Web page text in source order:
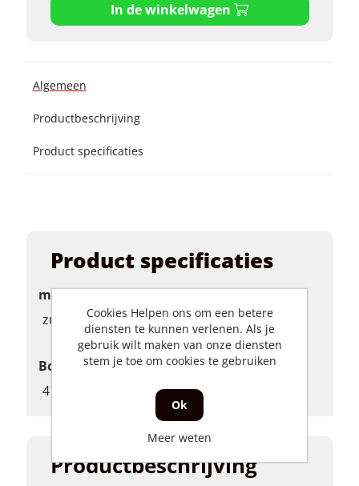
Productbeschrijving
Product specificaties
merk
zuigers
Boring (mm)
41
In de winkelwagen
Algemeen
Productbeschrijving
Product specificaties
Cookies Helpen ons om een betere
diensten te kunnen verlenen. Als je
gebruik wilt maken van onze diensten
stem je toe om cookies te gebruiken
Ok
Meer weten